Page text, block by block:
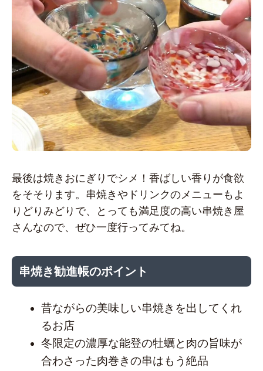
最後は焼きおにぎりでシメ！香ばしい香りが食欲
をそそります。串焼きやドリンクのメニューもよ
りどりみどりで、とっても満足度の高い串焼き屋
さんなので、ぜひ一度行ってみてね。
串焼き勧進帳のポイント
昔ながらの美味しい串焼きを出してくれ
るお店
冬限定の濃厚な能登の牡蠣と肉の旨味が
合わさった肉巻きの串はもう絶品